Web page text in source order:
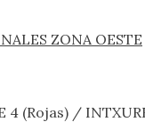
ZONA OESTE
4 (Rojas) /